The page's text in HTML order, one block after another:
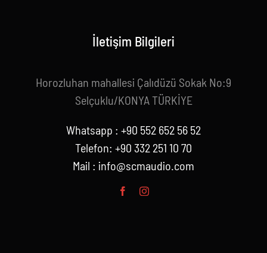
İletişim Bilgileri
Horozluhan mahallesi Çalıdüzü Sokak No:9
Selçuklu/KONYA TÜRKİYE
Whatsapp : +90 552 652 56 52
Telefon: +90 332 251 10 70
Mail : info@scmaudio.com